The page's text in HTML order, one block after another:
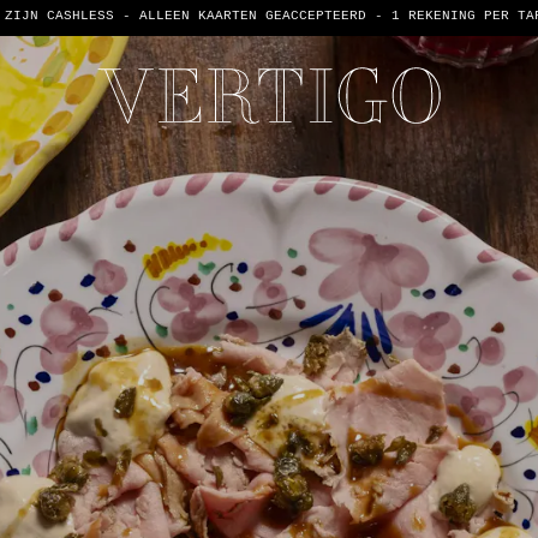
ZIJN CASHLESS - ALLEEN KAARTEN GEACCEPTEERD - 1 REKENING PER